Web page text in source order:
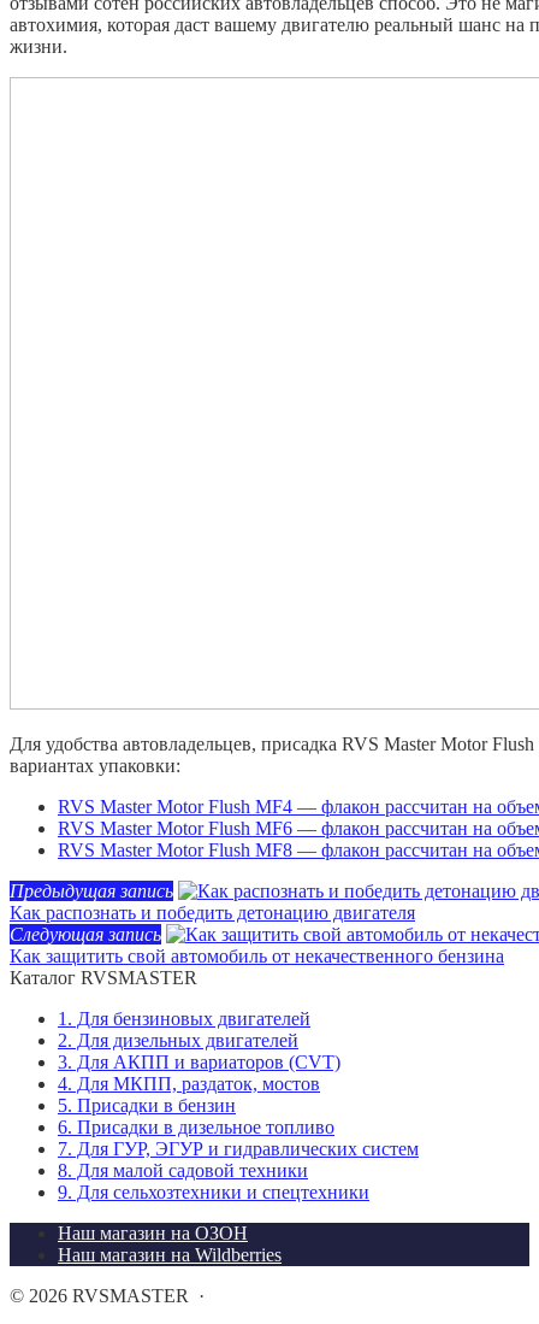
автохимия, которая даст вашему двигателю реальный шанс на
жизни.
Для удобства автовладельцев, присадка RVS Master Motor
вариантах упаковки:
RVS Master Motor Flush MF4 — флакон рассчитан на
RVS Master Motor Flush MF6 — флакон рассчитан на
RVS Master Motor Flush MF8 — флакон рассчитан на
Предыдущая запись
Как распознать и победить детонацию двигателя
Следующая запись
Как защитить свой автомобиль от некачественного бензина
Каталог RVSMASTER
1. Для бензиновых двигателей
2. Для дизельных двигателей
3. Для АКПП и вариаторов (CVT)
4. Для МКПП, раздаток, мостов
5. Присадки в бензин
6. Присадки в дизельное топливо
7. Для ГУР, ЭГУР и гидравлических систем
8. Для малой садовой техники
9. Для сельхозтехники и спецтехники
Наш магазин на ОЗОН
Наш магазин на Wildberries
© 2026 RVSMASTER
·